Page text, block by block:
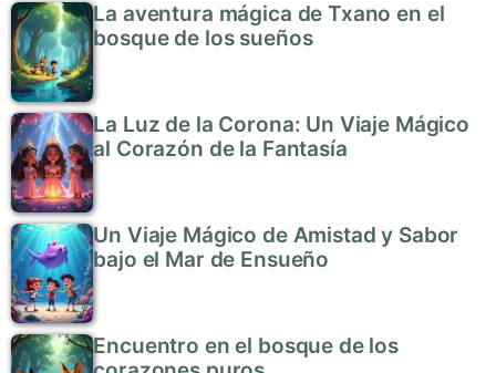
La aventura mágica de Txano en el
bosque de los sueños
La Luz de la Corona: Un Viaje Mágico
al Corazón de la Fantasía
Un Viaje Mágico de Amistad y Sabor
bajo el Mar de Ensueño
Encuentro en el bosque de los